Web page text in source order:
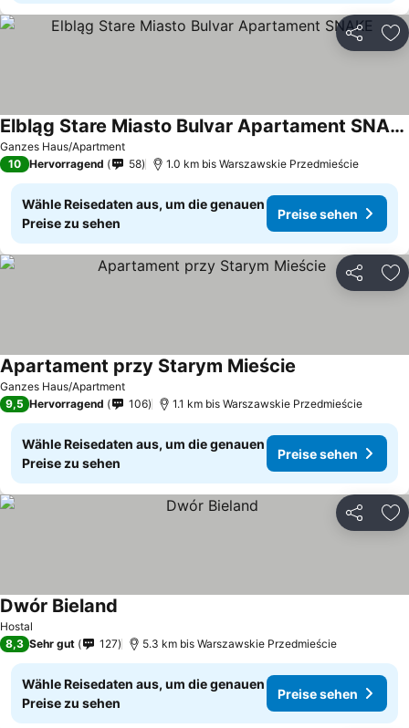
Teilen
Ganzes Haus/Apartment
Elbląg Stare Miasto Bulvar Apartament SNAKE
10 Hervorragend 58 1.0 km bis Warszawskie Przedmieście
Wähle Reisedaten aus, um die genauen
Preise zu sehen
Preise sehen
Teilen
Ganzes Haus/Apartment
Apartament przy Starym Mieście
9,5 Hervorragend 106 1.1 km bis Warszawskie Przedmieście
Wähle Reisedaten aus, um die genauen
Preise zu sehen
Preise sehen
Teilen
Hostal
Dwór Bieland
8,3 Sehr gut 127 5.3 km bis Warszawskie Przedmieście
Wähle Reisedaten aus, um die genauen
Preise zu sehen
Preise sehen